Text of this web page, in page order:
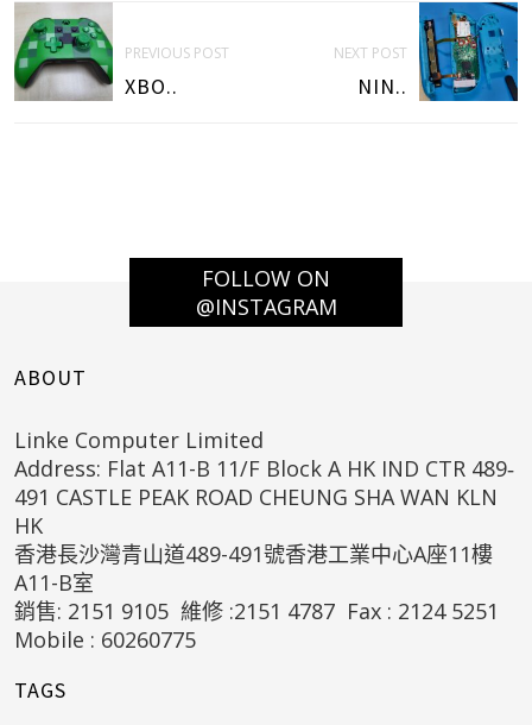
PREVIOUS POST
XBO..
NEXT POST
NIN..
FOLLOW ON
@INSTAGRAM
ABOUT
Linke Computer Limited
Address: Flat A11-B 11/F Block A HK IND CTR 489‐
491 CASTLE PEAK ROAD CHEUNG SHA WAN KLN
HK
香港長沙灣青山道489-491號香港工業中心A座11樓
A11-B室
銷售: 2151 9105 維修 :2151 4787 Fax : 2124 5251
Mobile : 60260775
TAGS